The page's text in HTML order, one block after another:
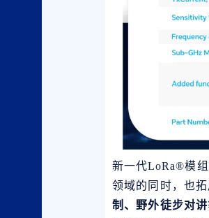
新一代LoRa®模
领域的同时，也拓
制、野外徒步对讲